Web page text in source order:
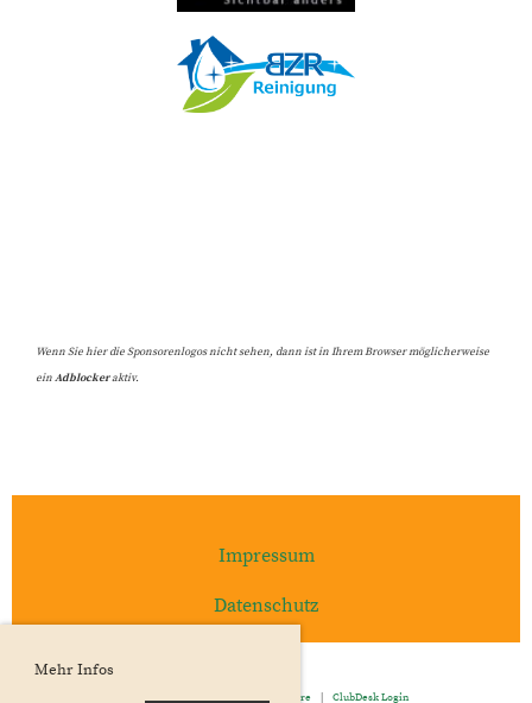
Mehr Infos
Wenn Sie hier die Sponsorenlogos nicht sehen, dann ist in Ihrem Browser möglicherweise
einAdblockeraktiv.
Impressum
Datenschutz
Powered by ClubDesk Vereinssoftware ClubDesk Login